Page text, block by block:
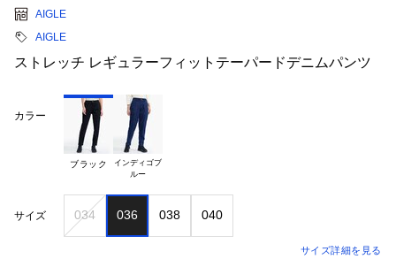
AIGLE
AIGLE
ストレッチ レギュラーフィットテーパードデニムパンツ
カラー
ブラック
インディゴブ
サイズ 034 036 038 040
サイズ詳細を見る